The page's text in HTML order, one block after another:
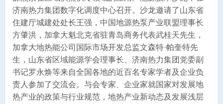
济南热力集团数字化调度中心召开。沙龙邀请了山东省
住建厅城建处处长王强，中国地源热泵产业联盟理事长
方肇洪，加拿大魁北克省驻青岛商务代表武桂天先生，
加拿大地热能公司国际市场开发总监文森特·帕奎特先
生，山东省区域能源学会理事长、济南热力集团党委副
书记罗永焕等来自全国各地的近百名专家学者及企业负
责人参加了交流会。与会专家、企业家就国家对发展地
热产业的政策与行业规范，地热产业新动态及发展浅层